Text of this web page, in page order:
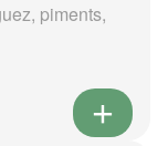
piments,